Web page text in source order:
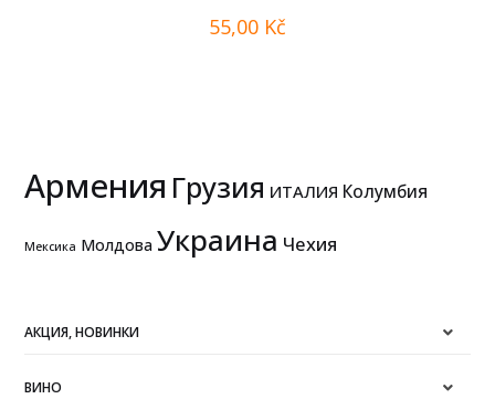
55,00 Kč
Армения Грузия ИТАЛИЯ Колумбия
Мексика Молдова Украина Чехия
АКЦИЯ, НОВИНКИ
ВИНО